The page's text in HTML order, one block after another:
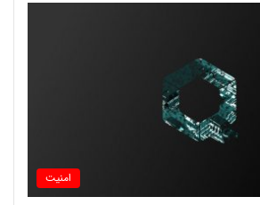
امنیت